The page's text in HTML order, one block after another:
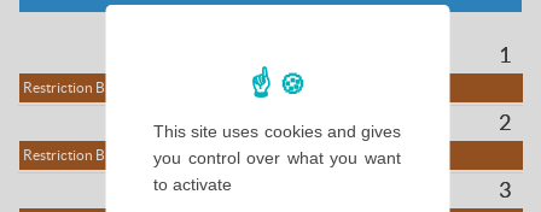
Restriction Bronze
Restriction Bronze
1
2
3
This site uses cookies and gives
you control over what you want
to activate